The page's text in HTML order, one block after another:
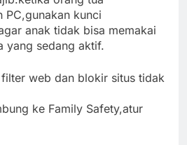
PC,gunakan kunci
anak tidak bisa memakai
yang sedang aktif.
web dan blokir situs tidak
ke Family Safety,atur